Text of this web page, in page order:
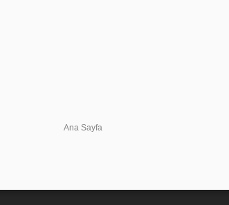
Ana Sayfa